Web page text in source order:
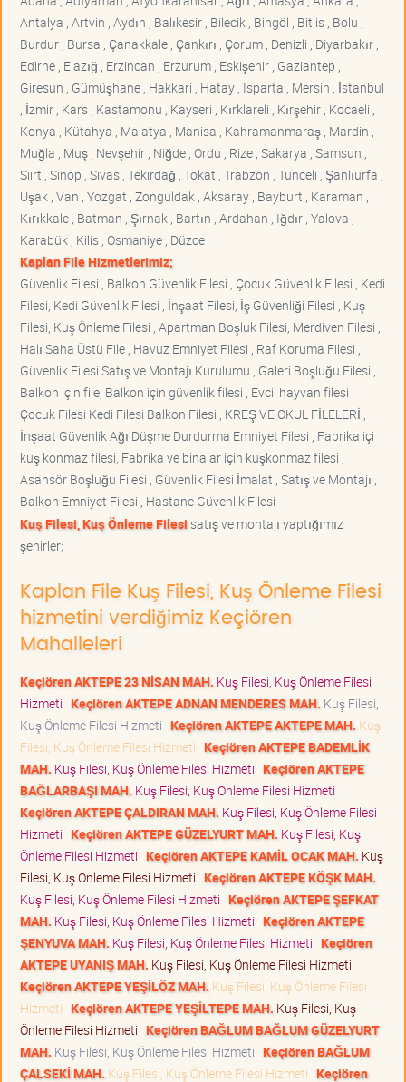
Antalya , Artvin , Aydın , Balıkesir , Bilecik , Bingöl , Bitlis , Bolu ,
Burdur , Bursa , Çanakkale , Çankırı , Çorum , Denizli , Diyarbakır ,
Edirne , Elazığ , Erzincan , Erzurum , Eskişehir , Gaziantep ,
Giresun , Gümüşhane , Hakkari , Hatay , Isparta , Mersin , İstanbul
, İzmir , Kars , Kastamonu , Kayseri , Kırklareli , Kırşehir , Kocaeli ,
Konya , Kütahya , Malatya , Manisa , Kahramanmaraş , Mardin ,
Muğla , Muş , Nevşehir , Niğde , Ordu , Rize , Sakarya , Samsun ,
Siirt , Sinop , Sivas , Tekirdağ , Tokat , Trabzon , Tunceli , Şanlıurfa ,
Uşak , Van , Yozgat , Zonguldak , Aksaray , Bayburt , Karaman ,
Kırıkkale , Batman , Şırnak , Bartın , Ardahan , Iğdır , Yalova ,
Karabük , Kilis , Osmaniye , Düzce
Kaplan File Hizmetlerimiz;
Güvenlik Filesi , Balkon Güvenlik Filesi , Çocuk Güvenlik Filesi , Kedi
Filesi, Kedi Güvenlik Filesi , İnşaat Filesi, İş Güvenliği Filesi , Kuş
Filesi, Kuş Önleme Filesi , Apartman Boşluk Filesi, Merdiven Filesi ,
Halı Saha Üstü File , Havuz Emniyet Filesi , Raf Koruma Filesi ,
Güvenlik Filesi Satış ve Montajı Kurulumu , Galeri Boşluğu Filesi ,
Balkon için file, Balkon için güvenlik filesi , Evcil hayvan filesi
Çocuk Filesi Kedi Filesi Balkon Filesi , KREŞ VE OKUL FİLELERİ ,
İnşaat Güvenlik Ağı Düşme Durdurma Emniyet Filesi , Fabrika içi
kuş konmaz filesi, Fabrika ve binalar için kuşkonmaz filesi ,
Asansör Boşluğu Filesi , Güvenlik Filesi İmalat , Satış ve Montajı ,
Balkon Emniyet Filesi , Hastane Güvenlik Filesi
Kuş Filesi, Kuş Önleme Filesisatış ve montajı yaptığımız
şehirler;
Kaplan File Kuş Filesi, Kuş Önleme Filesi
hizmetini verdiğimiz Keçiören
Mahalleleri
Keçiören AKTEPE 23 NİSAN MAH. Kuş Filesi, Kuş Önleme Filesi
Hizmeti Keçiören AKTEPE ADNAN MENDERES MAH. Kuş Filesi,
Kuş Önleme Filesi Hizmeti Keçiören AKTEPE AKTEPE MAH. Kuş
Filesi, Kuş Önleme Filesi Hizmeti Keçiören AKTEPE BADEMLİK
MAH. Kuş Filesi, Kuş Önleme Filesi Hizmeti Keçiören AKTEPE
BAĞLARBAŞI MAH. Kuş Filesi, Kuş Önleme Filesi Hizmeti
Keçiören AKTEPE ÇALDIRAN MAH. Kuş Filesi, Kuş Önleme Filesi
Hizmeti Keçiören AKTEPE GÜZELYURT MAH. Kuş Filesi, Kuş
Önleme Filesi Hizmeti Keçiören AKTEPE KAMİL OCAK MAH. Kuş
Filesi, Kuş Önleme Filesi Hizmeti Keçiören AKTEPE KÖŞK MAH.
Kuş Filesi, Kuş Önleme Filesi Hizmeti Keçiören AKTEPE ŞEFKAT
MAH. Kuş Filesi, Kuş Önleme Filesi Hizmeti Keçiören AKTEPE
ŞENYUVA MAH. Kuş Filesi, Kuş Önleme Filesi Hizmeti Keçiören
AKTEPE UYANIŞ MAH. Kuş Filesi, Kuş Önleme Filesi Hizmeti
Keçiören AKTEPE YEŞİLÖZ MAH. Kuş Filesi, Kuş Önleme Filesi
Hizmeti Keçiören AKTEPE YEŞİLTEPE MAH. Kuş Filesi, Kuş
Önleme Filesi Hizmeti Keçiören BAĞLUM BAĞLUM GÜZELYURT
MAH. Kuş Filesi, Kuş Önleme Filesi Hizmeti Keçiören BAĞLUM
ÇALSEKİ MAH. Kuş Filesi, Kuş Önleme Filesi Hizmeti Keçiören